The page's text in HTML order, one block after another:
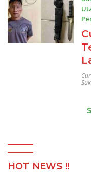
HOT NEWS !!